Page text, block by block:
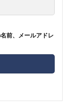
前、メールアドレ